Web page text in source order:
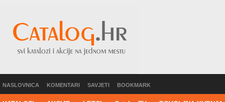
NASLOVNICA KOMENTARI SAVJETI BOOKMARK